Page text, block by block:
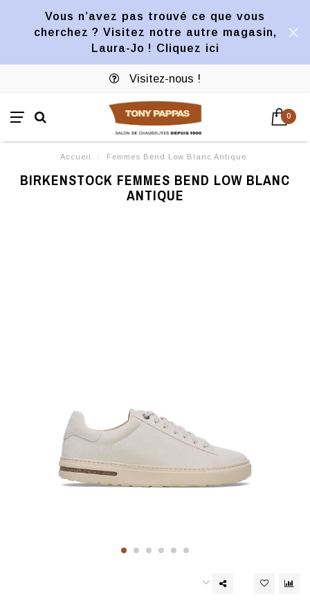
Vous n’avez pas trouvé ce que vous
cherchez ? Visitez notre autre magasin,
Laura-Jo ! Cliquez ici
Visitez-nous !
0
Accueil / Femmes Bend Low Blanc Antique
BIRKENSTOCK FEMMES BEND LOW BLANC
ANTIQUE